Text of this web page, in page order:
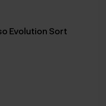
Evolution Sort